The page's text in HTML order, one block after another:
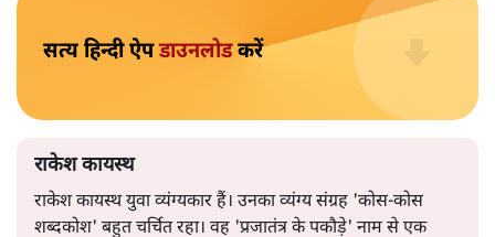
खर्च कर दिया जिसने इस देश में संसदीय लोकतंत्र की नींव रखी
चालीस और पचास के दशक में एशिया से लेकर लैटिन अमेरिका
और अफ्रीका तक जितने भी देश आज़ाद हुए, उनमें देखते-देखते
लोकतंत्र का नामो-निशान मिट गया। सिर्फ भारत में प्रजातांत्रिक
व्यवस्था बची रही। आखिर क्या फर्क था? सबसे बड़ा फर्क सत्ता के
शीर्ष पर जवाहर लाल नेहरू जैसे किसी व्यक्ति के होने और ना होने
का था।